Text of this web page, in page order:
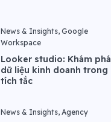
News & Insights, Google
Workspace
Looker studio: Khám phá
dữ liệu kinh doanh trong
tích tắc
News & Insights, Agency